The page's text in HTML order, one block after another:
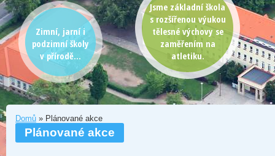
Zimní, jarní i
podzimní školy
v přírodě...
Jsme základní škola
s rozšířenou výukou
tělesné výchovy se
zaměřením na
atletiku.
Domů » Plánované akce
Plánované akce